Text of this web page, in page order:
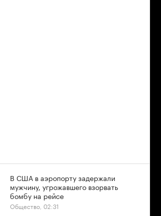
В США в аэропорту задержали
мужчину, угрожавшего взорвать
бомбу на рейсе
Общество, 02:31